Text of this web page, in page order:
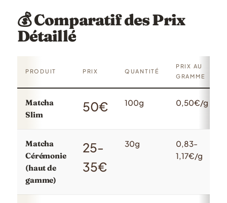
💰 Comparatif des Prix
Détaillé
PRODUIT PRIX QUANTITÉ
PRIX AU
GRAMME
Matcha
Slim
50€ 100g 0,50€/g
Matcha
Cérémonie
(haut de
gamme)
25-
35€
30g
0,83-
1,17€/g